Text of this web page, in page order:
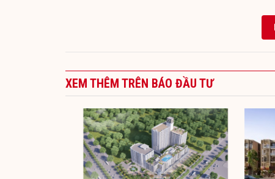
XEM THÊM TRÊN BÁO ĐẦU TƯ